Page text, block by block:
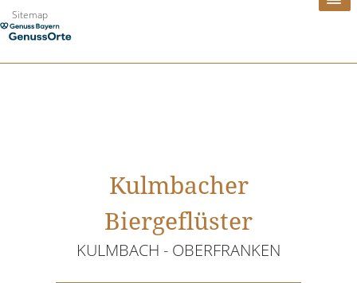
Zum
Inhalt
Sitemap
Kulmbacher
Biergeflüster
KULMBACH - OBERFRANKEN